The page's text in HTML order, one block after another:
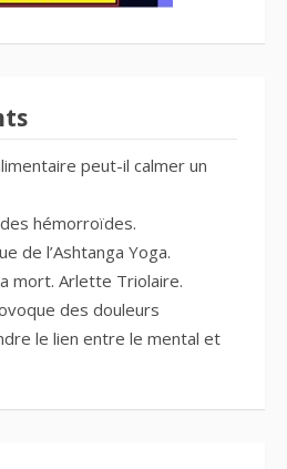
peut-il calmer un
hémorroïdes.
de l’Ashtanga Yoga.
mort. Arlette Triolaire.
des douleurs
le lien entre le mental et